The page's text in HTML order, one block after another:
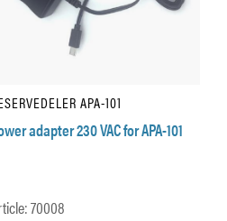
APA-101
adapter 230 VAC for APA-101
70008